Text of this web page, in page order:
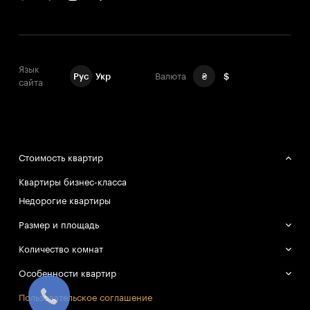
Язык
сайта
Рус Укр Валюта ₴ $
Стоимость квартир
Квартиры бизнес-класса
Недорогие квартиры
Размер и площадь
Большие квартиры
Маленькие квартиры
Количество комнат
Однокомнатные квартиры
Двухкомнатные квартиры
Особенности квартир
Смарт-квартиры
Пользовательское соглашение